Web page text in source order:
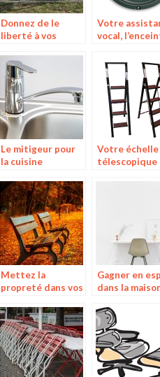
Donnez de le
liberté à vos
offrant un
toboggan
Votre
vocal,
Le mitigeur pour
la cuisine
Votre échelle
télescopique
Mettez la
propreté dans vos
broyeur de
végétaux
Gagner en
dans la
quotidien